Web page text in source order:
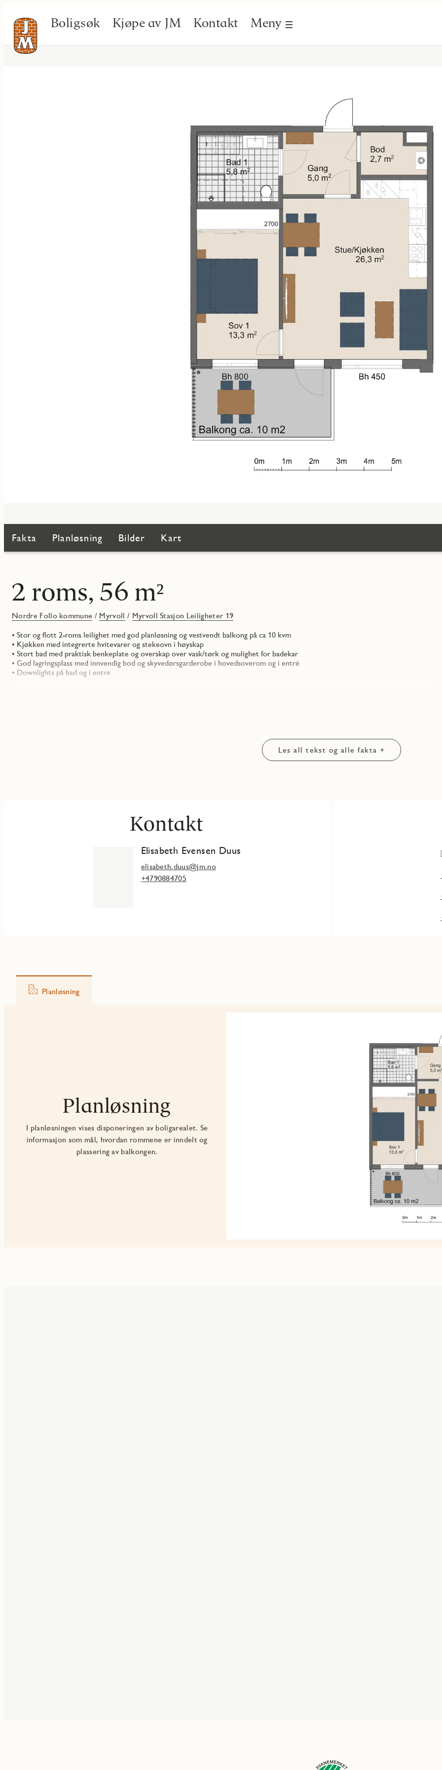
Boligsøk Kjøpe av JM Kontakt Meny
Fakta Planløsning Bilder Kart
2 roms, 56 m²
Nordre Follo kommune / Myrvoll / Myrvoll Stasjon Leiligheter 19
• Stor og flott 2-roms leilighet med god planløsning og vestvendt balkong på ca 10 kvm
• Kjøkken med integrerte hvitevarer og stekeovn i høyskap
• Stort bad med praktisk benkeplate og overskap over vask/tørk og mulighet for badekar
• God lagringsplass med innvendig bod og skyvedørsgarderobe i hovedsoverom og i entré
• Downlights på bad og i entré
Les all tekst og alle fakta +
Kontakt
Elisabeth Evensen Duus
elisabeth.duus@jm.no
+4790884705
Planløsning
Planløsning
I planløsningen vises disponeringen av boligarealet. Se
informasjon som mål, hvordan rommene er inndelt og
plassering av balkongen.